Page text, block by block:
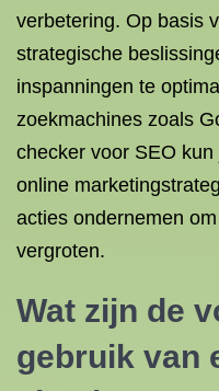
verbetering. Op basis
strategische
inspanningen te
zoekmachines zoals
checker voor SEO
online
acties ondernemen
vergroten.
Wat zijn de
gebruik van